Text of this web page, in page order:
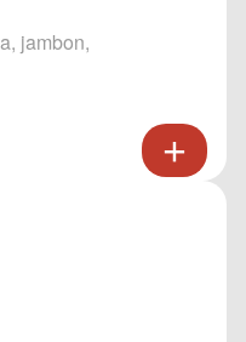
jambon,